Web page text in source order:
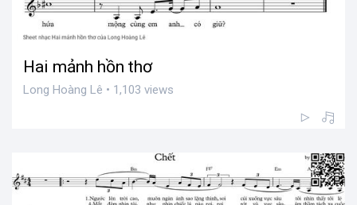
Hai mảnh hồn thơ
Long Hoàng Lê • 1,103 views